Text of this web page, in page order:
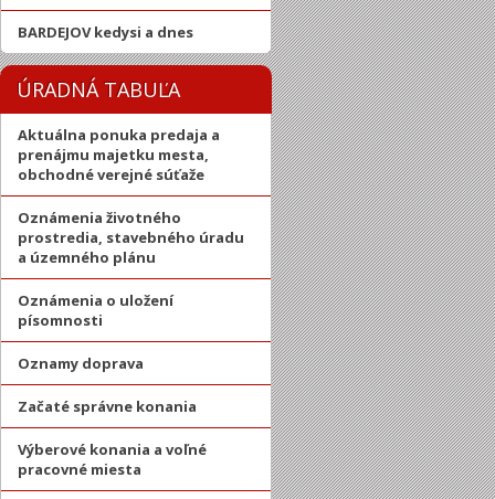
BARDEJOV kedysi a dnes
ÚRADNÁ TABUĽA
Aktuálna ponuka predaja a
prenájmu majetku mesta,
obchodné verejné súťaže
Oznámenia životného
prostredia, stavebného úradu
a územného plánu
Oznámenia o uložení
písomnosti
Oznamy doprava
Začaté správne konania
Výberové konania a voľné
pracovné miesta